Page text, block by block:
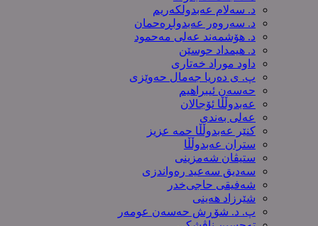
د. سەلام عەبدولكەریم
د. سەروەر عەبدولڕەحمان
د. هۆشمەند عەلی مەحمود
د. هیمداد حوسێن
داود موراد خەتاری
پ. ی دەریا جەمال حەوێزی
حەسەن ئیبراهیم
عەبدوڵڵا ئۆجالان
عەلی بەندی
کنێر عەبدوڵڵا حمە عزیز
ستران عەبدوڵڵا
ستیڤان شەمزینی
سەدیق سەعید رەواندزی
شه‌فیقی حاجی‌خدر
شێرزاد هەینی
پ. د. شۆڕش حەسەن عومەر